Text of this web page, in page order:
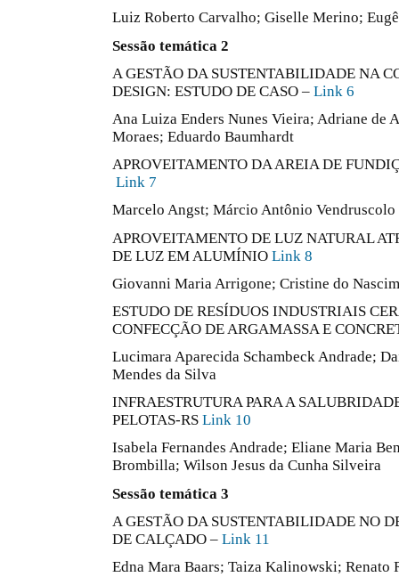
Luiz Roberto Carvalho; Giselle Merino;
Sessão temática 2
A GESTÃO DA SUSTENTABILIDADE NA
DESIGN: ESTUDO DE CASO – Link 6
Ana Luiza Enders Nunes Vieira; Adriane de
Moraes; Eduardo Baumhardt
APROVEITAMENTO DA AREIA DE
Link 7
Marcelo Angst; Márcio Antônio Vendruscolo
APROVEITAMENTO DE LUZ NATURAL
DE LUZ EM ALUMÍNIO Link 8
Giovanni Maria Arrigone; Cristine do
ESTUDO DE RESÍDUOS INDUSTRIAIS
CONFECÇÃO DE ARGAMASSA E
Lucimara Aparecida Schambeck Andrade;
Mendes da Silva
INFRAESTRUTURA PARA A
PELOTAS-RS Link 10
Isabela Fernandes Andrade; Eliane Maria
Brombilla; Wilson Jesus da Cunha Silveira
Sessão temática 3
A GESTÃO DA SUSTENTABILIDADE NO
DE CALÇADO – Link 11
Edna Mara Baars; Taiza Kalinowski; Renato